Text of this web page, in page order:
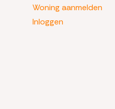
Woning aanmelden
Inloggen